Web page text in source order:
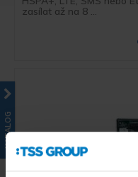
KATALOG
zasílat až na 8 ...